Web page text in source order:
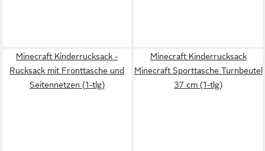
Minecraft Kinderrucksack -
Rucksack mit Fronttasche und
Seitennetzen (1-tlg)
Minecraft Kinderrucksack
Minecraft Sporttasche Turnbeutel
37 cm (1-tlg)